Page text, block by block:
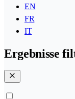
EN
FR
IT
Ergebnisse